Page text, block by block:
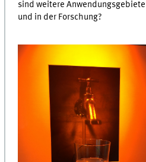
sind weitere
und in der Forschung?